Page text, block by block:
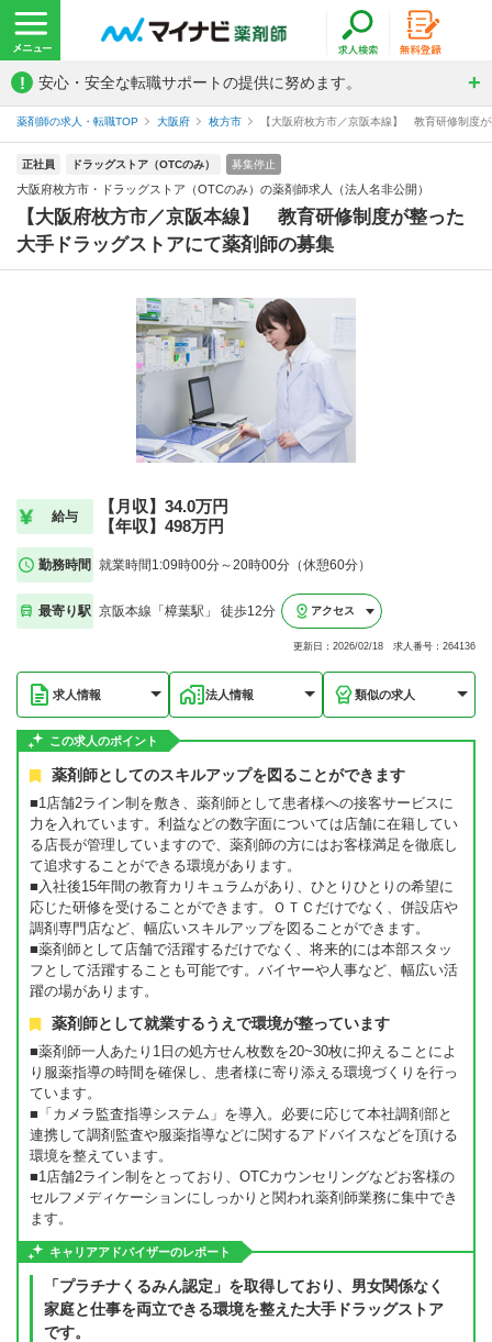
! 安心・安全な転職サポートの提供に努めます。
薬剤師の求人・転職TOP 大阪府 枚方市 【大阪府枚方市／京阪本線】 教育研修制度
正社員 ドラッグストア（OTCのみ） 募集停止
大阪府枚方市・ドラッグストア（OTCのみ）の薬剤師求人（法人名非公開）
【大阪府枚方市／京阪本線】 教育研修制度が整った
大手ドラッグストアにて薬剤師の募集
給与
【月収】34.0万円
【年収】498万円
勤務時間 就業時間1:09時00分～20時00分（休憩60分）
最寄り駅 京阪本線「樟葉駅」 徒歩12分 アクセス
更新日：2026/02/18 求人番号：264136
求人情報 法人情報 類似の求人
この求人のポイント
薬剤師としてのスキルアップを図ることができます
■1店舗2ライン制を敷き、薬剤師として患者様への接客サービスに
力を入れています。利益などの数字面については店舗に在籍してい
る店長が管理していますので、薬剤師の方にはお客様満足を徹底し
て追求することができる環境があります。
■入社後15年間の教育カリキュラムがあり、ひとりひとりの希望に
応じた研修を受けることができます。ＯＴＣだけでなく、併設店や
調剤専門店など、幅広いスキルアップを図ることができます。
■薬剤師として店舗で活躍するだけでなく、将来的には本部スタッ
フとして活躍することも可能です。バイヤーや人事など、幅広い活
躍の場があります。
薬剤師として就業するうえで環境が整っています
■薬剤師一人あたり1日の処方せん枚数を20~30枚に抑えることによ
り服薬指導の時間を確保し、患者様に寄り添える環境づくりを行っ
ています。
■「カメラ監査指導システム」を導入。必要に応じて本社調剤部と
連携して調剤監査や服薬指導などに関するアドバイスなどを頂ける
環境を整えています。
■1店舗2ライン制をとっており、OTCカウンセリングなどお客様の
セルフメディケーションにしっかりと関われ薬剤師業務に集中でき
ます。
キャリアアドバイザーのレポート
「プラチナくるみん認定」を取得しており、男女関係なく
家庭と仕事を両立できる環境を整えた大手ドラッグストア
です。